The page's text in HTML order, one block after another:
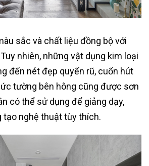
sắc và chất liệu đồng bộ với
nhiên, những vật dụng kim loại
đến nét đẹp quyến rũ, cuốn hút
tường bên hông cũng được sơn
có thể sử dụng để giảng dạy,
tạo nghệ thuật tùy thích.